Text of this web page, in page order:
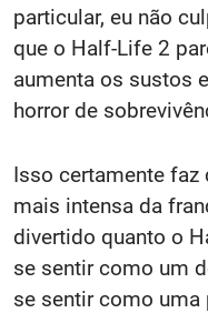
particular, eu não
que o Half-Life 2
aumenta os sustos
horror de
Isso certamente faz
mais intensa da
divertido quanto o
se sentir como um
se sentir como uma